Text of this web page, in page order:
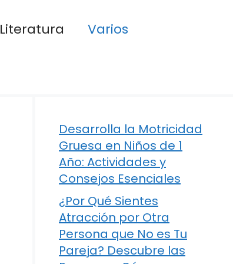
Literatura
Varios
Desarrolla la Motricidad
Gruesa en Niños de 1
Año: Actividades y
Consejos Esenciales
¿Por Qué Sientes
Atracción por Otra
Persona que No es Tu
Pareja? Descubre las